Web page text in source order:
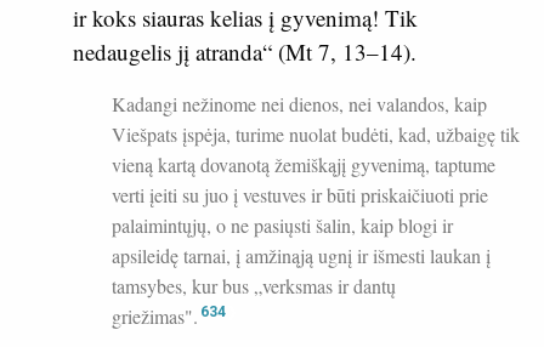
ir koks siauras kelias į gyvenimą! Tik
nedaugelis jį atranda“ (Mt 7, 13–14).
Kadangi nežinome nei dienos, nei valandos, kaip
Viešpats įspėja, turime nuolat budėti, kad, užbaigę tik
vieną kartą dovanotą žemiškąjį gyvenimą, taptume
verti įeiti su juo į vestuves ir būti priskaičiuoti prie
palaimintųjų, o ne pasiųsti šalin, kaip blogi ir
apsileidę tarnai, į amžinąją ugnį ir išmesti laukan į
tamsybes, kur bus „verksmas ir dantų
griežimas". 634